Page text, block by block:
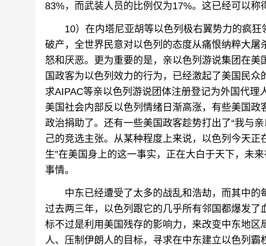
83%，而武装人员的比例仅为17%。这已经可以称
10）在内塔尼亚胡等以色列极右翼势力的疯狂
破产，全世界民意对以色列的态度从痛恨纳粹大
怒和厌恶。更为重要的是，亲以色列游说集团在
国政客为以色列效力的行为，已经激起了美国民
求AIPAC等亲以色列游说团体注册登记为外国代理
美国社会内部反以色列情绪日渐高涨，有些美国
政治捐助了。还有一些美国政客趁势打出了“我与
己的竞选主张。从某种程度上来说，以色列今天正
生”在美国身上的这一事实，正在大白于天下，未
事情。
中东已经遭受了太多的战乱和浩劫，而其中的
过去两三年，以色列跟它的几乎所有邻国都爆发了
标不过是利用美国残存的影响力，来改变中东地区
人、压制伊朗人的目标，寻求在中东建立以色列